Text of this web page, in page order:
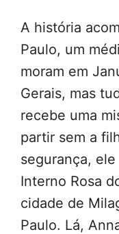
A história
Paulo, um
moram em
Gerais, mas
recebe uma
partir sem a
segurança,
Interno Rosa
cidade de
Paulo. Lá,